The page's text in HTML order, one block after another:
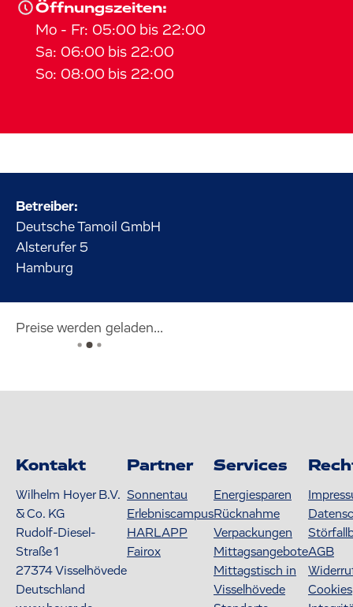
Öffnungszeiten:
Mo - Fr: 05:00 bis 22:00
Sa: 06:00 bis 22:00
So: 08:00 bis 22:00
Betreiber:
Deutsche Tamoil GmbH
Alsterufer 5
Hamburg
Preise werden geladen...
Kontakt
Wilhelm Hoyer B.V.
& Co. KG
Rudolf-Diesel-
Straße 1
27374Visselhövede
Deutschland
Partner
Sonnentau
Erlebniscampus
HARLAPP
Fairox
Services
Energiesparen
Rücknahme
Verpackungen
Mittagsangebote
Mittagstisch in
Visselhövede
AGB
Cookies